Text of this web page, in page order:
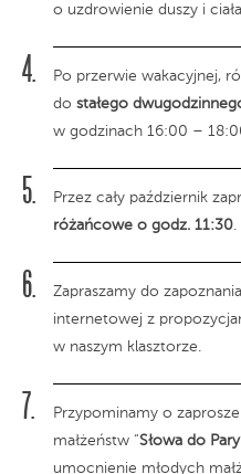
o uzdrowienie duszy i
Po przerwie wakacyjnej,
do stałego
w godzinach 16:00 –
Przez cały październik
różańcowe o godz. 11:30.
Zapraszamy do
internetowej z
w naszym klasztorze.
Przypominamy o
małżeństw “Słowa do Pary
umocnienie młodych